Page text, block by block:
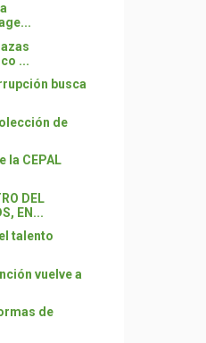
...
busca
de
la CEPAL
DEL
EN...
talento
vuelve a
de